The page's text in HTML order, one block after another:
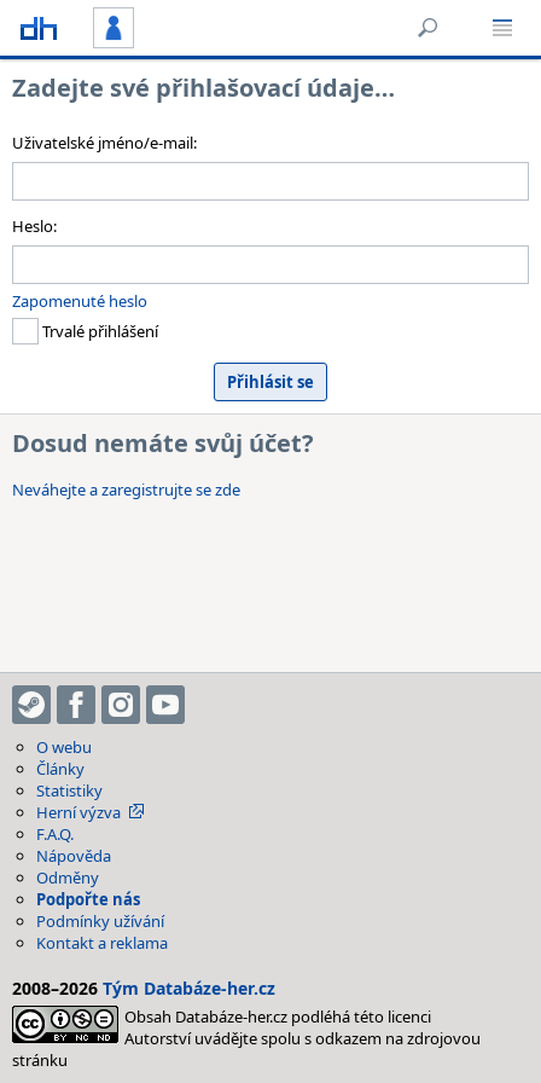
Zadejte své přihlašovací údaje…
Uživatelské jméno/e-mail:
Heslo:
Zapomenuté heslo
Trvalé přihlášení
Dosud nemáte svůj účet?
Neváhejte a zaregistrujte se zde
O webu
Články
Statistiky
Herní výzva
F.A.Q.
Nápověda
Odměny
Podpořte nás
Podmínky užívání
Kontakt a reklama
2008–2026 Tým Databáze-her.cz
Obsah Databáze-her.cz podléhá této licenci
Autorství uvádějte spolu s odkazem na zdrojovou
stránku